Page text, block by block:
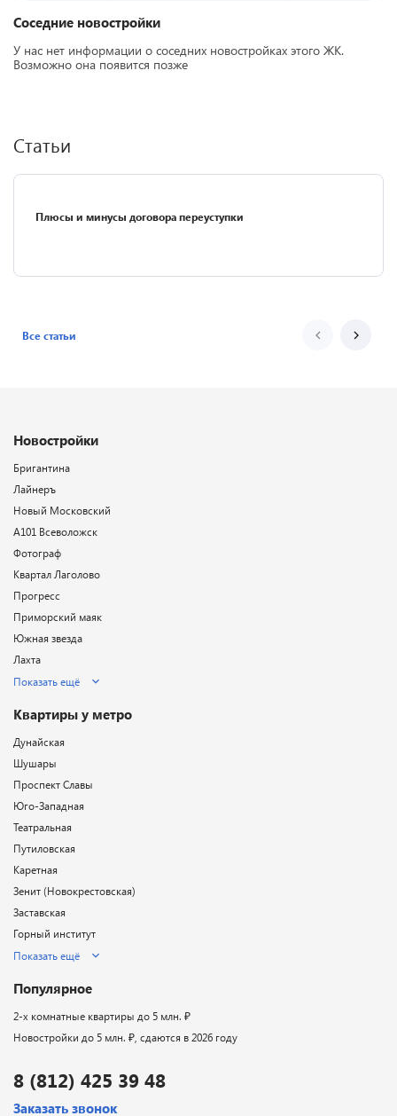
Соседние новостройки
У нас нет информации о соседних новостройках этого ЖК.
Возможно она появится позже
Статьи
Плюсы и минусы договора переуступки
Все статьи
8 (812) 425 39 48
Заказать звонок
Новостройки
Бригантина
Лайнеръ
Новый Московский
А101 Всеволожск
Фотограф
Квартал Лаголово
Прогресс
Приморский маяк
Южная звезда
Лахта
Показать ещё
Квартиры у метро
Дунайская
Шушары
Проспект Славы
Юго-Западная
Театральная
Путиловская
Каретная
Зенит (Новокрестовская)
Заставская
Горный институт
Показать ещё
Популярное
2-х комнатные квартиры до 5 млн. ₽
Новостройки до 5 млн. ₽, сдаются в 2026 году